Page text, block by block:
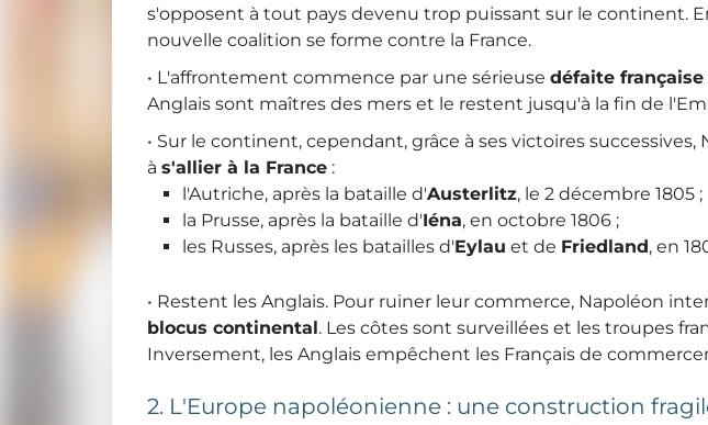
s'opposent à tout pays devenu trop puissant sur le continent.
nouvelle coalition se forme contre la France.
• L'affrontement commence par une sérieuse défaite française
Anglais sont maîtres des mers et le restent jusqu'à la fin de
• Sur le continent, cependant, grâce à ses victoires
à s'allier à la France :
l'Autriche, après la bataille d'Austerlitz, le 2 décembre 1805 ;
la Prusse, après la bataille d'Iéna, en octobre 1806 ;
les Russes, après les batailles d'Eylau et de Friedland, en
• Restent les Anglais. Pour ruiner leur commerce, Napoléon
blocus continental. Les côtes sont surveillées et les troupes
Inversement, les Anglais empêchent les Français de
2. L'Europe napoléonienne : une construction